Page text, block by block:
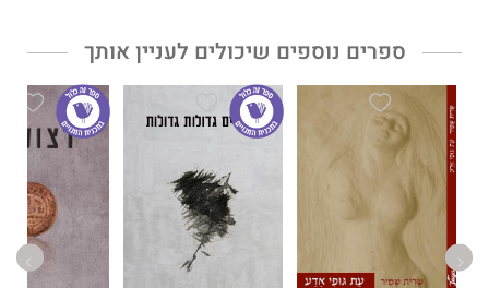
ספרים נוספים שיכולים לעניין אותך